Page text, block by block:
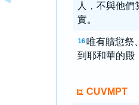
人，不與他們
實。
16 唯有贖愆祭
到耶和華的殿
CUVMPT